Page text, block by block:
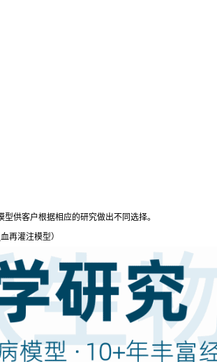
供客户根据相应的研究做出不同选择。
再灌注模型）